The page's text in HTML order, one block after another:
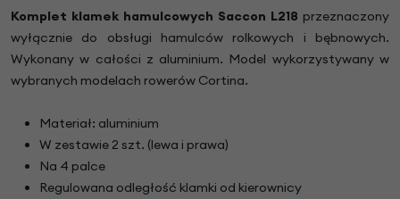
Komplet klamek hamulcowych Saccon L218 przeznaczony
wyłącznie do obsługi hamulców rolkowych i bębnowych.
Wykonany w całości z aluminium. Model wykorzystywany w
wybranych modelach rowerów Cortina.
Materiał: aluminium
W zestawie 2 szt. (lewa i prawa)
Na 4 palce
Regulowana odległość klamki od kierownicy